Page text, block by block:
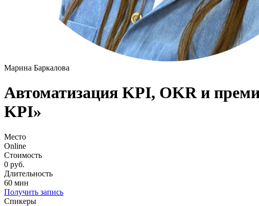
Марина Баркалова
Автоматизация KPI, OKR и
KPI»
Место
Online
Стоимость
0 руб.
Длительность
60 мин
Получить запись
Спикеры